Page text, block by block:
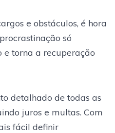
e obstáculos, é hora
só
torna a recuperação
detalhado de todas as
juros e multas. Com
fácil definir